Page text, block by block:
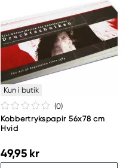
Kun i butik
(0)
Kobbertrykspapir 56x78 cm
Hvid
49,95 kr